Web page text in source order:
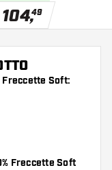
104,49
Freccette Soft:
Freccette Soft